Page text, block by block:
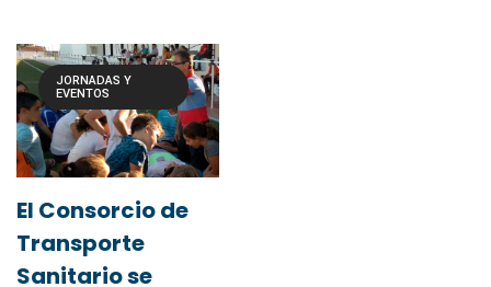
JORNADAS Y
EVENTOS
El Consorcio de
Transporte
Sanitario se